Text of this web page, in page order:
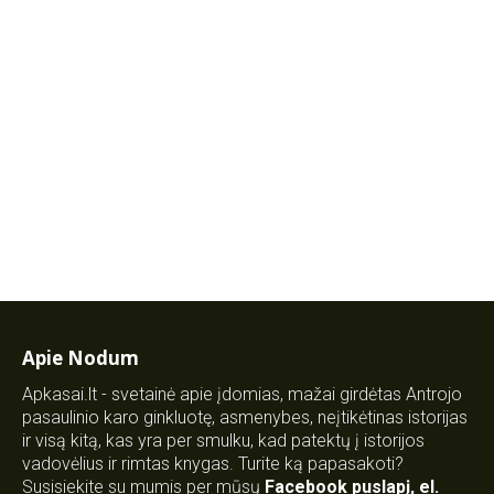
Apie Nodum
Apkasai.lt - svetainė apie įdomias, mažai girdėtas Antrojo
pasaulinio karo ginkluotę, asmenybes, neįtikėtinas istorijas
ir visą kitą, kas yra per smulku, kad patektų į istorijos
vadovėlius ir rimtas knygas. Turite ką papasakoti?
Susisiekite su mumis per mūsų Facebook puslapį, el.